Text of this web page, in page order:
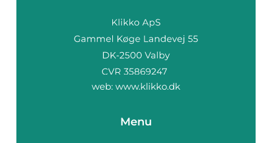
web: www.klikko.dk
Menu